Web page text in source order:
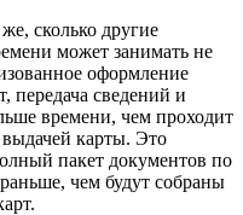
сколько другие
может занимать не
оформление
передача сведений и
времени, чем проходит
карты. Это
пакет документов по
чем будут собраны